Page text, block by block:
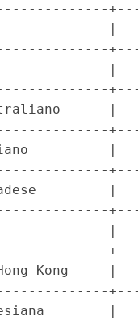
|
|
|
|
|
|
Kong     |
|